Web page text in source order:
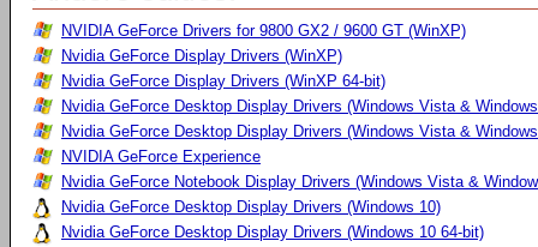
NVIDIA GeForce Drivers for 9800 GX2 / 9600 GT (WinXP)
Nvidia GeForce Display Drivers (WinXP)
Nvidia GeForce Display Drivers (WinXP 64-bit)
Nvidia GeForce Desktop Display Drivers (Windows Vista &
Nvidia GeForce Desktop Display Drivers (Windows Vista &
NVIDIA GeForce Experience
Nvidia GeForce Notebook Display Drivers (Windows Vista &
Nvidia GeForce Desktop Display Drivers (Windows 10)
Nvidia GeForce Desktop Display Drivers (Windows 10 64-bit)